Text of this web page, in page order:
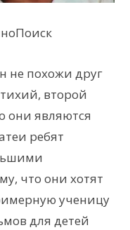
не похожи друг
второй
они являются
ребят
что они хотят
ученицу
для детей